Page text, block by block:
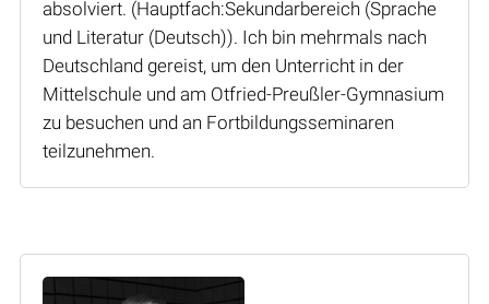
absolviert. (Hauptfach:Sekundarbereich (Sprache
und Literatur (Deutsch)). Ich bin mehrmals nach
Deutschland gereist, um den Unterricht in der
Mittelschule und am Otfried-Preußler-Gymnasium
zu besuchen und an Fortbildungsseminaren
teilzunehmen.